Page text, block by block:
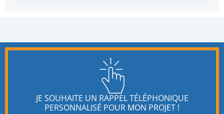
JE SOUHAITE UN RAPPEL TÉLÉPHONIQUE
PERSONNALISÉ POUR MON PROJET !